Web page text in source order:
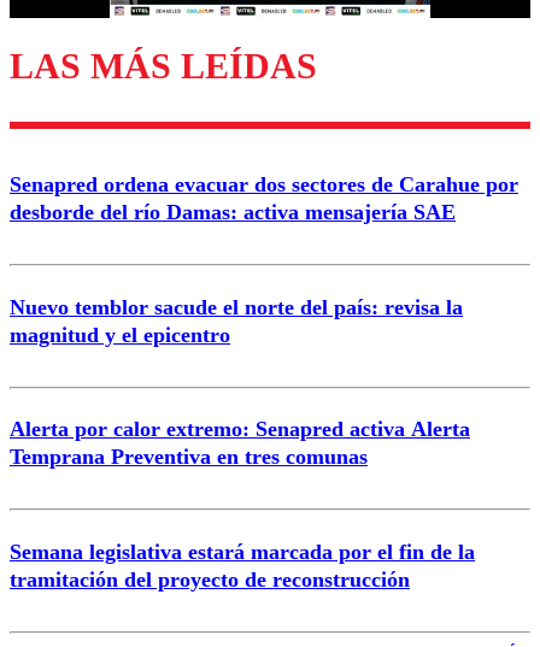
Enviar comentario
LAS MÁS LEÍDAS
Senapred ordena evacuar dos sectores de Carahue por
desborde del río Damas: activa mensajería SAE
Nuevo temblor sacude el norte del país: revisa la
magnitud y el epicentro
Alerta por calor extremo: Senapred activa Alerta
Temprana Preventiva en tres comunas
Semana legislativa estará marcada por el fin de la
tramitación del proyecto de reconstrucción